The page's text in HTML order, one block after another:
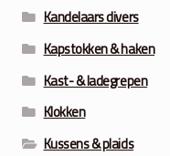
Kandelaars divers
Kapstokken & haken
Kast- & ladegrepen
Klokken
Kussens & plaids